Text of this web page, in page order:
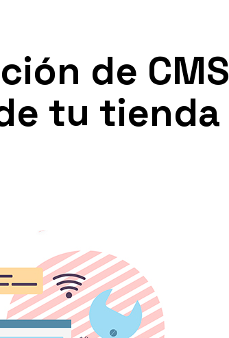
de CMS
tu tienda